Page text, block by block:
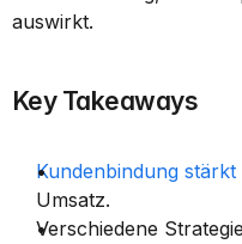
auswirkt.
Key Takeaways
Kundenbindung stärkt
Umsatz.
Verschiedene